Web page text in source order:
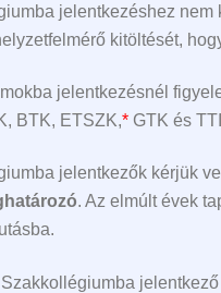
jelentkezéshez
kitöltését,
jelentkezésnél
BTK, ETSZK,* GTK és
jelentkezők kérjük
. Az elmúlt évek
jelentkező